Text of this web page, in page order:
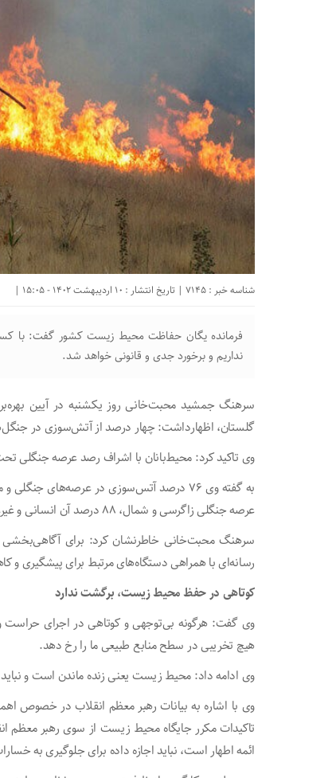
شناسه خبر : 7145 | تاریخ انتشار : 10 اردیبهشت 1402 - 15:05 |
فرمانده یگان حفاظت محیط زیست کشور گفت: با
نداریم و برخورد جدی و قانونی خواهد شد.
سرهنگ جمشید محبت‌خانی روز یکشنبه در آیین
گلستان، اظهارداشت: چهار درصد از آتش‌سوزی در
وی تاکید کرد: محیط‌بانان با اشراف رصد عرصه جنگلی
به گفته وی ۷۶ درصد آتس‌سوزی در عرصه‌های
عرصه جنگلی زاگرسی و شمال، ۸۸ درصد آن انسانی و غیرعمدی بوده است.
سرهنگ محبت‌خانی خاطرنشان کرد: برای آگاهی‌بخشی
رسانه‌ای با همراهی دستگاه‌های مرتبط برای پیشگیری
کوتاهی در حفظ محیط زیست، برگشت ندارد
وی گفت: هرگونه بی‌توجهی و کوتاهی در اجرای
هیچ تخریبی در سطح منابع طبیعی ما را رخ دهد.
وی ادامه داد: محیط زیست یعنی زنده ماندن است و
وی با اشاره به بیانات رهبر معظم انقلاب در خصوص
تاکیدات مکرر جایگاه محیط زیست از سوی رهبر معظم
ائمه اطهار است، نباید اجازه داده برای جلوگیری به